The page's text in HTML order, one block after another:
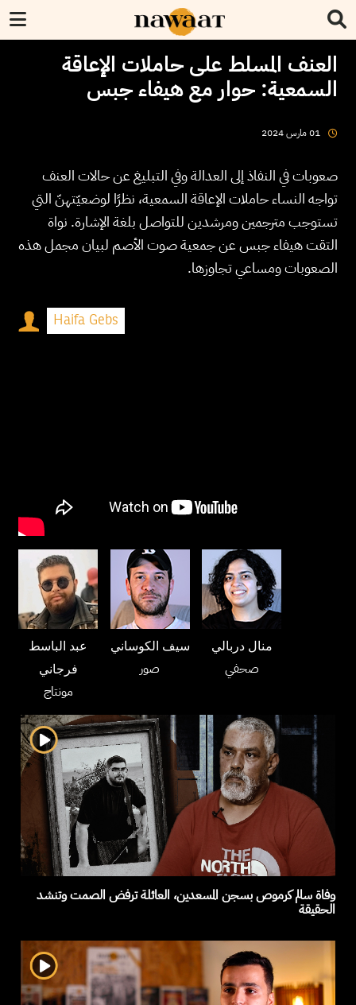
العنف المسلط على حاملات الإعاقة
السمعية: حوار مع هيفاء جبس
01مارس2024
صعوبات في النفاذ إلى العدالة وفي التبليغ عن حالات العنف
تواجه النساء حاملات الإعاقة السمعية، نظرًا لوضعيّتهنّ التي
تستوجب مترجمين ومرشدين للتواصل بلغة الإشارة. نواة
التقت هيفاء جبس عن جمعية صوت الأصم لبيان مجمل هذه
الصعوبات ومساعي تجاوزها.
Haifa Gebs
عبد الباسط
فرجاني
مونتاج
سيف الكوساني
صور
منال دربالي
صحفي
وفاة سالم كرموص بسجن المسعدين، العائلة ترفض الصمت وتنشد
الحقيقة